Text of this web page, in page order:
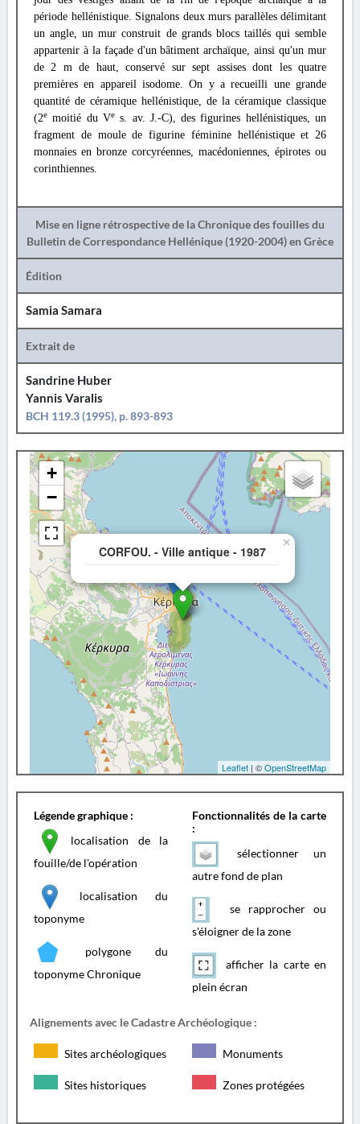
période hellénistique. Signalons deux murs parallèles délimitant
un angle, un mur construit de grands blocs taillés qui semble
appartenir à la façade d'un bâtiment archaïque, ainsi qu'un mur
de 2 m de haut, conservé sur sept assises dont les quatre
premières en appareil isodome. On y a recueilli une grande
quantité de céramique hellénistique, de la céramique classique
(2e moitié du Ves. av. J.-C), des figurines hellénistiques, un
fragment de moule de figurine féminine hellénistique et 26
monnaies en bronze corcyréennes, macédoniennes, épirotes ou
corinthiennes.
Mise en ligne rétrospective de la Chronique des fouilles du
Bulletin de Correspondance Hellénique (1920-2004) en Grèce
Édition
Samia Samara
Extrait de
Sandrine Huber
Yannis Varalis
BCH 119.3 (1995), p. 893-893
CORFOU. - Ville antique - 1987
×
+
−
Leaflet | ©OpenStreetMap
Légende graphique :
localisation de la
fouille/de l'opération
localisation du
toponyme
polygone du
toponyme Chronique
Fonctionnalités de la carte
:
sélectionner un
autre fond de plan
se rapprocher ou
s'éloigner de la zone
afficher la carte en
plein écran
Alignements avec le Cadastre Archéologique :
Sites archéologiques Monuments
Sites historiques Zones protégées